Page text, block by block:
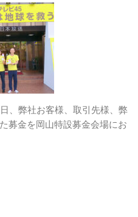
、弊社お客様、取引先様、弊
募金を岡山特設募金会場にお